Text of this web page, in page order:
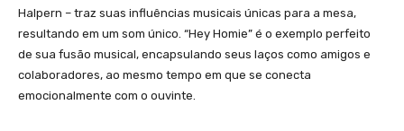
Halpern – traz suas influências musicais únicas para a mesa,
resultando em um som único. “Hey Homie” é o exemplo perfeito
de sua fusão musical, encapsulando seus laços como amigos e
colaboradores, ao mesmo tempo em que se conecta
emocionalmente com o ouvinte.